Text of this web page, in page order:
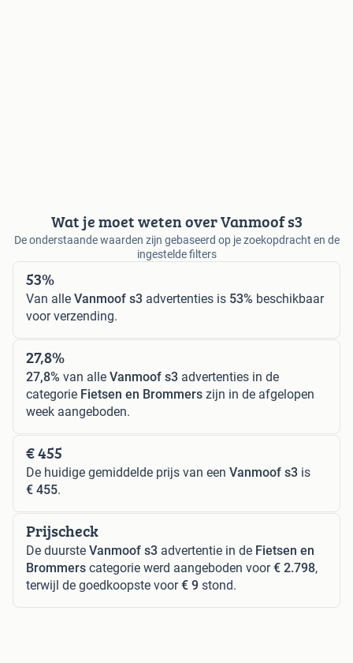
Wat je moet weten over Vanmoof s3
De onderstaande waarden zijn gebaseerd op je zoekopdracht en de
ingestelde filters
53%
Van alle Vanmoof s3 advertenties is 53% beschikbaar
voor verzending.
27,8%
27,8% van alle Vanmoof s3 advertenties in de
categorie Fietsen en Brommers zijn in de afgelopen
week aangeboden.
€ 455
De huidige gemiddelde prijs van een Vanmoof s3 is
€ 455.
Prijscheck
De duurste Vanmoof s3 advertentie in de Fietsen en
Brommers categorie werd aangeboden voor€ 2.798,
terwijl de goedkoopste voor€ 9 stond.